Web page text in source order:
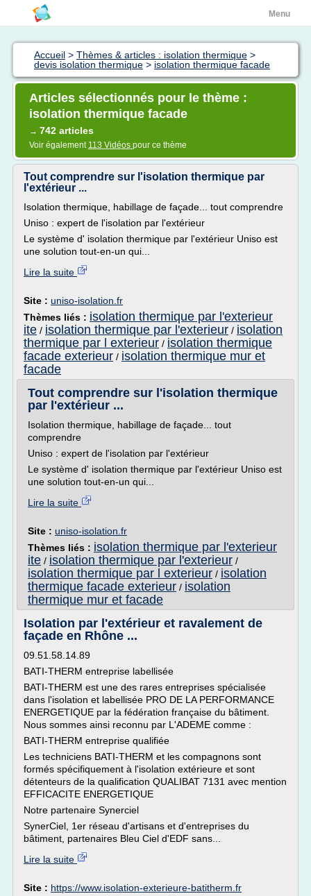
Menu
Accueil > Thèmes & articles : isolation thermique >
devis isolation thermique > isolation thermique facade
Articles sélectionnés pour le thème :
isolation thermique facade
→ 742 articles
Voir également 113 Vidéos pour ce thème
Tout comprendre sur l'isolation thermique par
l'extérieur ...
Isolation thermique, habillage de façade... tout comprendre
Uniso : expert de l'isolation par l'extérieur
Le système d' isolation thermique par l'extérieur Uniso est
une solution tout-en-un qui...
Lire la suite
Site : uniso-isolation.fr
Thèmes liés : isolation thermique par l'exterieur
ite / isolation thermique par l'exterieur / isolation
thermique par l exterieur / isolation thermique
facade exterieur / isolation thermique mur et
facade
Tout comprendre sur l'isolation thermique
par l'extérieur ...
Isolation thermique, habillage de façade... tout
comprendre
Uniso : expert de l'isolation par l'extérieur
Le système d' isolation thermique par l'extérieur Uniso est
une solution tout-en-un qui...
Lire la suite
Site : uniso-isolation.fr
Thèmes liés : isolation thermique par l'exterieur
ite / isolation thermique par l'exterieur /
isolation thermique par l exterieur / isolation
thermique facade exterieur / isolation
thermique mur et facade
Isolation par l'extérieur et ravalement de
façade en Rhône ...
09.51.58.14.89
BATI-THERM entreprise labellisée
BATI-THERM est une des rares entreprises spécialisée
dans l'isolation et labellisée PRO DE LA PERFORMANCE
ENERGETIQUE par la fédération française du bâtiment.
Nous sommes ainsi reconnu par L'ADEME comme :
BATI-THERM entreprise qualifiée
Les techniciens BATI-THERM et les compagnons sont
formés spécifiquement à l'isolation extérieure et sont
détenteurs de la qualification QUALIBAT 7131 avec mention
EFFICACITE ENERGETIQUE
Notre partenaire Synerciel
SynerCiel, 1er réseau d'artisans et d'entreprises du
bâtiment, partenaires Bleu Ciel d'EDF sans...
Lire la suite
Site : https://www.isolation-exterieure-batitherm.fr